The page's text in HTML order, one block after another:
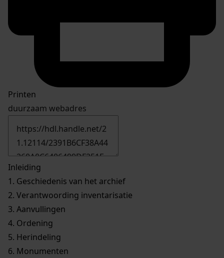
Printen
duurzaam webadres
Inleiding
1. Geschiedenis van het archief
2. Verantwoording inventarisatie
3. Aanvullingen
4. Ordening
5. Herindeling
6. Monumenten